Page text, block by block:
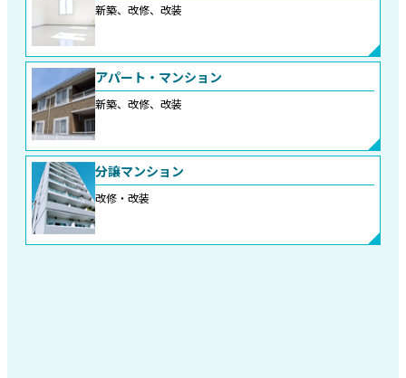
新築、改修、改装
アパート・マンション
新築、改修、改装
分譲マンション
改修・改装